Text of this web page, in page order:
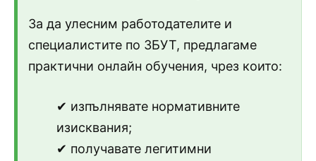
За да улесним работодателите и
специалистите по ЗБУТ, предлагаме
практични онлайн обучения, чрез които:
✔ изпълнявате нормативните
изисквания;
✔ получавате легитимни